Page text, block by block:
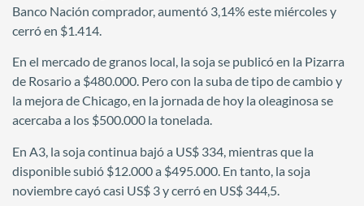
Banco Nación comprador, aumentó 3,14% este miércoles y
cerró en $1.414.
En el mercado de granos local, la soja se publicó en la Pizarra
de Rosario a $480.000. Pero con la suba de tipo de cambio y
la mejora de Chicago, en la jornada de hoy la oleaginosa se
acercaba a los $500.000 la tonelada.
En A3, la soja continua bajó a US$ 334, mientras que la
disponible subió $12.000 a $495.000. En tanto, la soja
noviembre cayó casi US$ 3 y cerró en US$ 344,5.